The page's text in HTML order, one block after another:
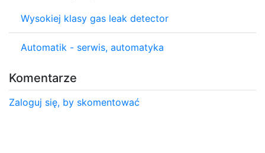
Wysokiej klasy gas leak detector
Automatik - serwis, automatyka
Komentarze
Zaloguj się, by skomentować